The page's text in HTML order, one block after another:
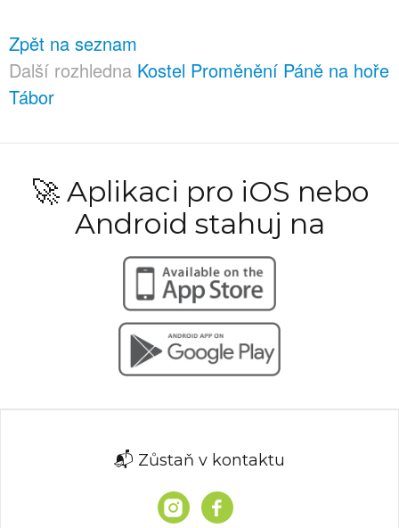
Zpět na seznam
Další rozhledna Kostel Proměnění Páně na hoře
Tábor
🚀 Aplikaci pro iOS nebo
Android stahuj na
📬 Zůstaň v kontaktu